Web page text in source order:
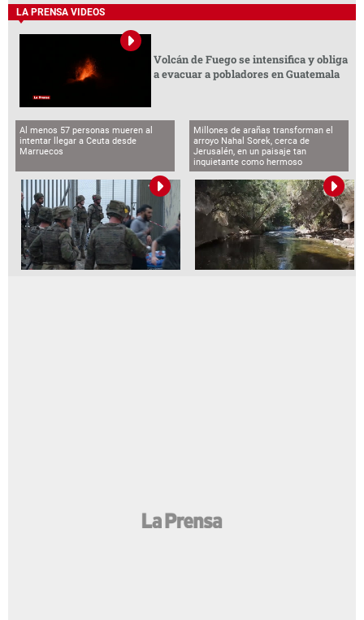
LA PRENSA VIDEOS
Volcán de Fuego se intensifica y obliga
a evacuar a pobladores en Guatemala
Al menos 57 personas mueren al
intentar llegar a Ceuta desde
Marruecos
Millones de arañas transforman el
arroyo Nahal Sorek, cerca de
Jerusalén, en un paisaje tan
inquietante como hermoso